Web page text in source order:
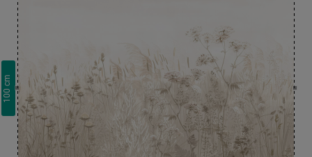
100
cm